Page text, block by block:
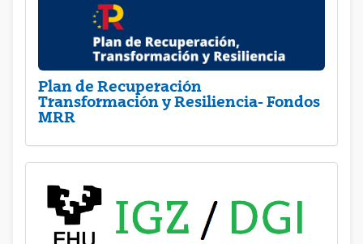
Plan de Recuperación
Transformación y Resiliencia- Fondos
MRR